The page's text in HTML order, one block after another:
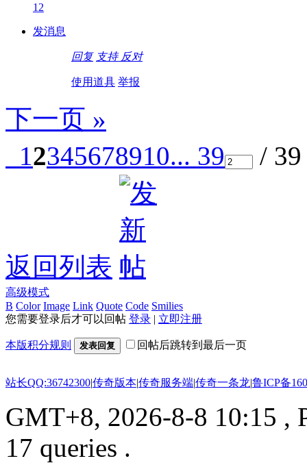
12
发消息
回复 支持 反对
使用道具 举报
下一页 »
12345678910... 39 /
返回列表
高级模式
B Color Image Link Quote Code Smilies
您需要登录后才可以回帖 登录 | 立即注册
本版积分规则 发表回复 回帖后跳转到最后一页
站长QQ:36742300|传奇版本|传奇服务端|传奇一条龙|鲁ICP备
GMT+8, 2026-8-8 10:15 ,
17 queries .